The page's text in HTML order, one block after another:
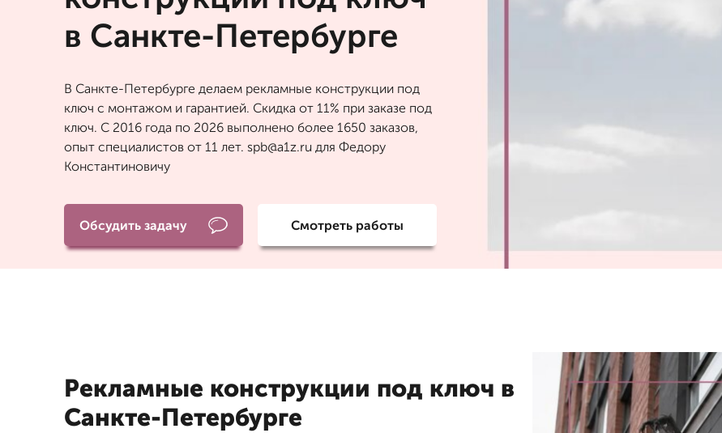
в Санкте-Петербурге
В Санкте-Петербурге делаем рекламные конструкции под
ключ с монтажом и гарантией. Скидка от 11% при заказе под
ключ. С 2016 года по 2026 выполнено более 1650 заказов,
опыт специалистов от 11 лет. spb@a1z.ru для Федору
Константиновичу
Обсудить задачу Смотреть работы
Рекламные конструкции под ключ в
Санкте-Петербурге